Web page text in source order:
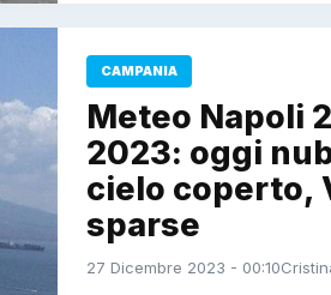
CAMPANIA
Meteo Napoli
2023: oggi
cielo coperto,
sparse
27 Dicembre 2023 - 00:10